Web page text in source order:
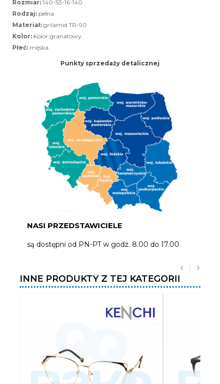
Rozmiar: 140-53-16-140
Rodzaj: pełna
Materiał: grilamid TR-90
Kolor: Kolor:granatowy
Płeć: męska
Punkty sprzedaży detalicznej
NASI PRZEDSTAWICIELE
są dostępni od PN-PT w godz. 8.00 do 17.00
INNE PRODUKTY Z TEJ KATEGORII